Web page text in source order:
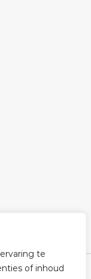
te
of inhoud